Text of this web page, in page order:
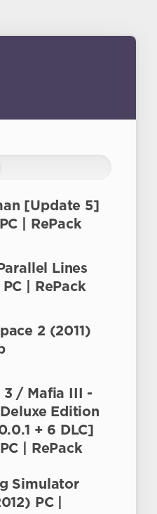
[Update 5]
| RePack
Lines
| RePack
2 (2011)
/ Mafia III -
Edition
+ 6 DLC]
| RePack
Simulator
PC |